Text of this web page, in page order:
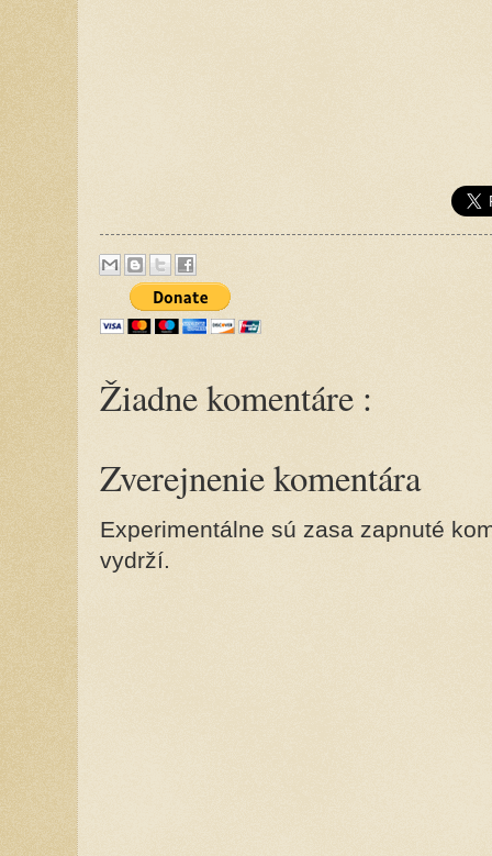
Žiadne komentáre :
Zverejnenie komentára
Experimentálne sú zasa zapnuté
vydrží.